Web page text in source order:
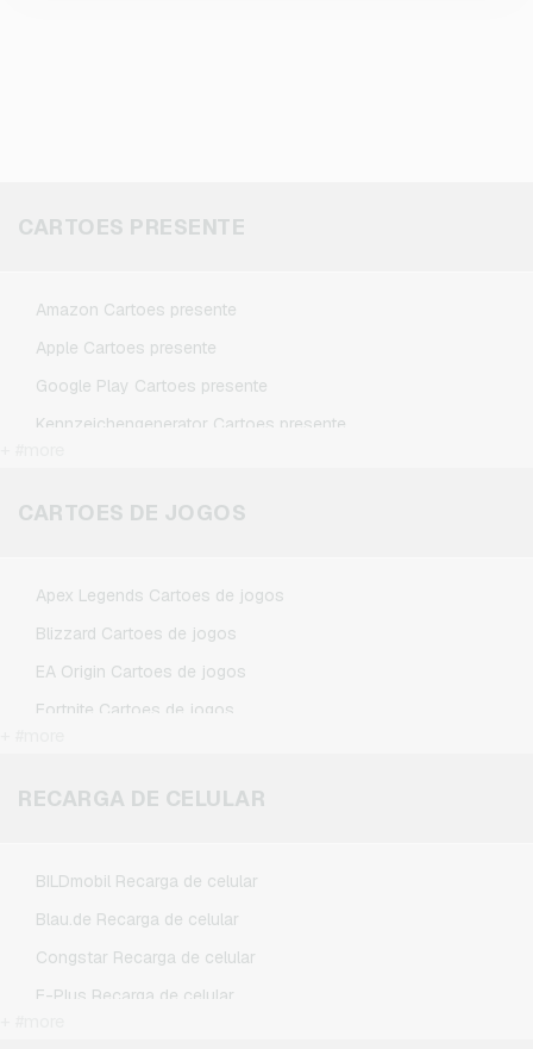
CARTOES PRESENTE
Amazon Cartoes presente
Apple Cartoes presente
Google Play Cartoes presente
Kennzeichengenerator Cartoes presente
Netflix Cartoes presente
CARTOES DE JOGOS
Apex Legends Cartoes de jogos
Blizzard Cartoes de jogos
EA Origin Cartoes de jogos
Fortnite Cartoes de jogos
Minecraft Cartoes de jogos
RECARGA DE CELULAR
BILDmobil Recarga de celular
Blau.de Recarga de celular
Congstar Recarga de celular
E-Plus Recarga de celular